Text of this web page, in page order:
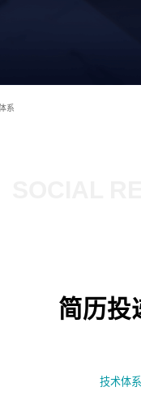
系
SOCIAL
简历投
技术体系